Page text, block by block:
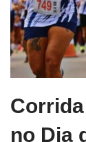
no Dia